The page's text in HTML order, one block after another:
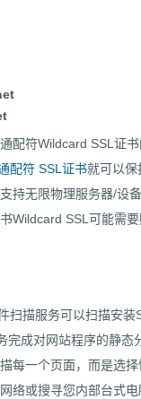
配符Wildcard SSL证
配符 SSL证书就可以保
持无限物理服务器/设
Wildcard SSL可能需
扫描服务可以扫描安
完成对网站程序的静
每一个页面，而是选
络或搜寻您内部台式